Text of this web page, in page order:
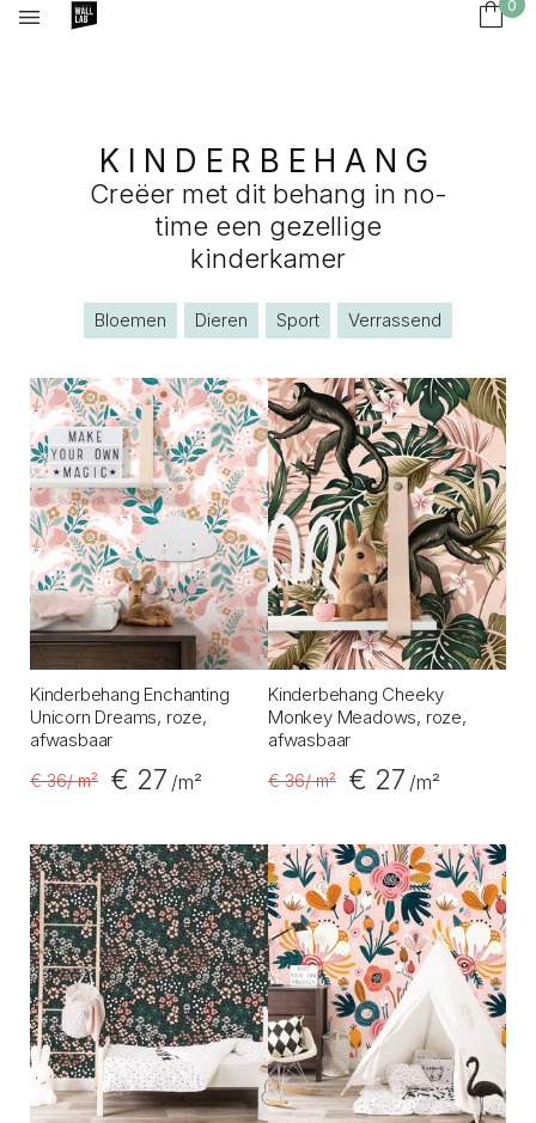
0
KINDERBEHANG
Creëer met dit behang in no-
time een gezellige
kinderkamer
Bloemen Dieren Sport Verrassend
Kinderbehang Enchanting
Unicorn Dreams, roze,
afwasbaar
€ 36/ m² € 27 /m²
Kinderbehang Cheeky
Monkey Meadows, roze,
afwasbaar
€ 36/ m² € 27 /m²